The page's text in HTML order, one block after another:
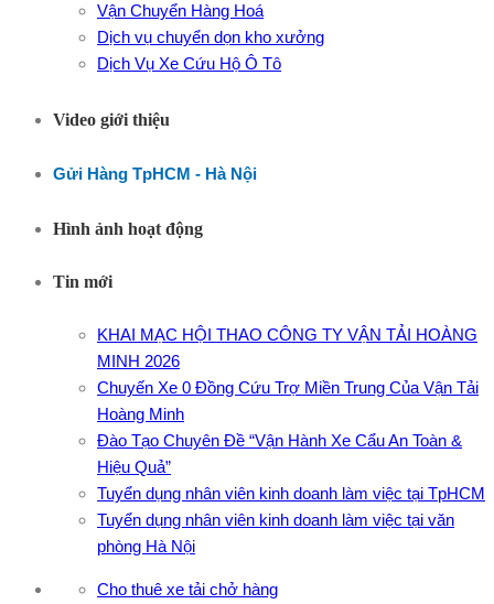
Vận Chuyển Hàng Hoá
Dịch vụ chuyển dọn kho xưởng
Dịch Vụ Xe Cứu Hộ Ô Tô
Video giới thiệu
Gửi Hàng TpHCM - Hà Nội
Hình ảnh hoạt động
Tin mới
KHAI MẠC HỘI THAO CÔNG TY VẬN TẢI HOÀNG
MINH 2026
Chuyến Xe 0 Đồng Cứu Trợ Miền Trung Của Vận Tải
Hoàng Minh
Đào Tạo Chuyên Đề “Vận Hành Xe Cẩu An Toàn &
Hiệu Quả”
Tuyển dụng nhân viên kinh doanh làm việc tại TpHCM
Tuyển dụng nhân viên kinh doanh làm việc tại văn
phòng Hà Nội
Cho thuê xe tải chở hàng